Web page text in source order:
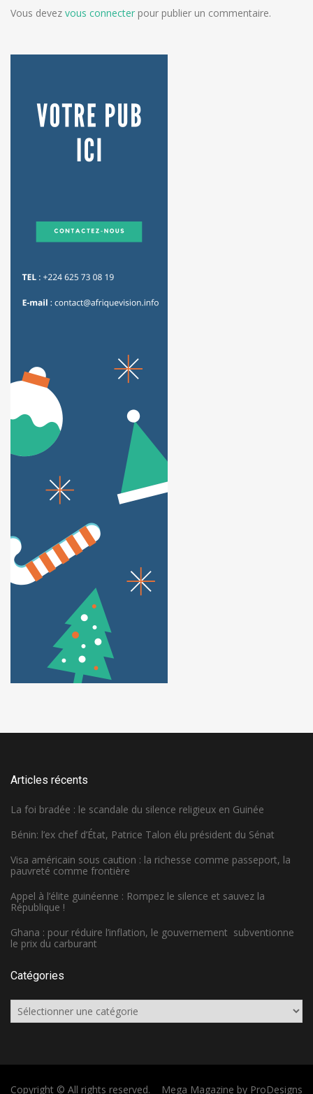
Vous devez vous connecter pour publier un commentaire.
Articles récents
La foi bradée : le scandale du silence religieux en Guinée
Bénin: l’ex chef d’État, Patrice Talon élu président du Sénat
Visa américain sous caution : la richesse comme passeport, la
pauvreté comme frontière
Appel à l’élite guinéenne : Rompez le silence et sauvez la
République !
Ghana : pour réduire l’inflation, le gouvernement subventionne
le prix du carburant
Catégories
Catégories
Copyright © All rights reserved. Mega Magazine by ProDesigns